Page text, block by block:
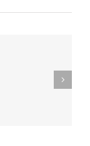
con
nosotros